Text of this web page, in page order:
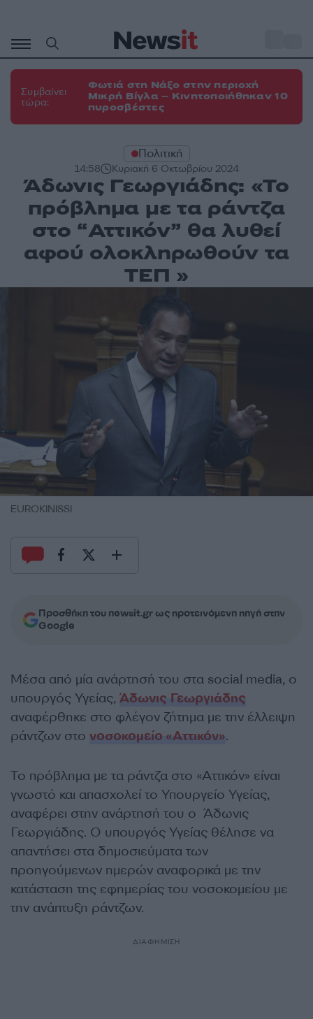
περιεχόμενο
Συμβαίνει
τώρα:
Φωτιά στη Νάξο στην περιοχή
Μικρή Βίγλα – Κινητοποιήθηκαν 10
πυροσβέστες
Πολιτική
14:58 Κυριακή 6 Οκτωβρίου 2024
Άδωνις Γεωργιάδης: «Το
πρόβλημα με τα ράντζα
στο “Αττικόν” θα λυθεί
αφού ολοκληρωθούν τα
ΤΕΠ »
EUROKINISSI
Προσθήκη του newsit.gr ως προτεινόμενη πηγή στην
Google
Μέσα από μία ανάρτησή του στα social media, ο
υπουργός Υγείας, Άδωνις Γεωργιάδης
αναφέρθηκε στο φλέγον ζήτημα με την έλλειψη
ράντζων στο νοσοκομείο «Αττικόν».
Το πρόβλημα με τα ράντζα στο «Αττικόν» είναι
γνωστό και απασχολεί το Υπουργείο Υγείας,
αναφέρει στην ανάρτησή του ο Άδωνις
Γεωργιάδης. Ο υπουργός Υγείας θέλησε να
απαντήσει στα δημοσιεύματα των
προηγούμενων ημερών αναφορικά με την
κατάσταση της εφημερίας του νοσοκομείου με
την ανάπτυξη ράντζων.
ΔΙΑΦΗΜΙΣΗ